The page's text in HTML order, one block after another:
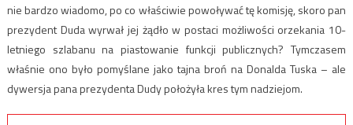
nie bardzo wiadomo, po co właściwie powoływać tę komisję, skoro pan
prezydent Duda wyrwał jej żądło w postaci możliwości orzekania 10-
letniego szlabanu na piastowanie funkcji publicznych? Tymczasem
właśnie ono było pomyślane jako tajna broń na Donalda Tuska – ale
dywersja pana prezydenta Dudy położyła kres tym nadziejom.